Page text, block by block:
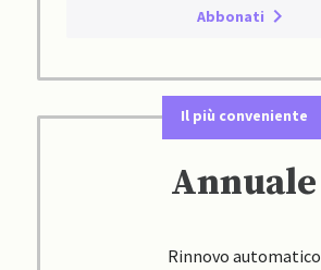
Abbonati
Il più conveniente
Annuale
Rinnovo automatico